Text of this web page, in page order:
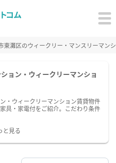
東灘区のウィークリー・マンスリーマン
ョン・ウィークリーマンショ
・ウィークリーマンション賃貸物件
具・家電付をご紹介。こだわり条件
と見る